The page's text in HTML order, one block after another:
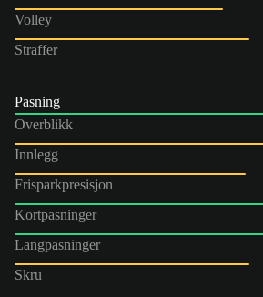
Volley
Straffer
Pasning
Overblikk
Innlegg
Frisparkpresisjon
Kortpasninger
Langpasninger
Skru